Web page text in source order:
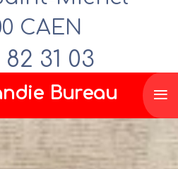
CAEN
82 31 03
Bureau ≡